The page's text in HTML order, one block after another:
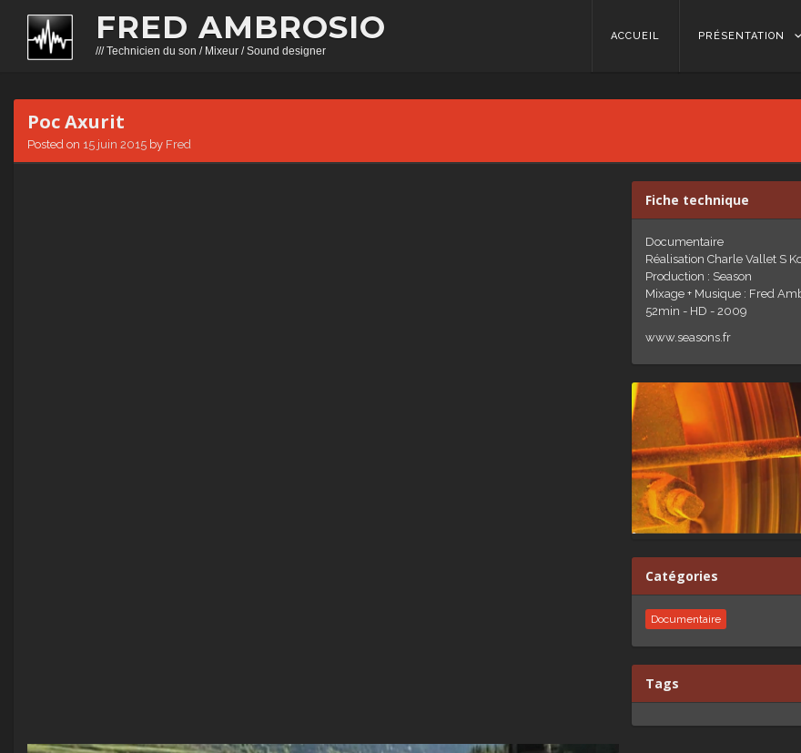
FRED AMBROSIO
/// Technicien du son / Mixeur / Sound designer
Skip to content
ACCUEIL PRÉSENTATION
Poc Axurit
Posted on 15 juin 2015 by Fred
Fiche technique
Documentaire
Réalisation Charle Vallet S
Production : Season
Mixage + Musique : Fred
52min - HD - 2009
www.seasons.fr
Catégories
Documentaire
Tags